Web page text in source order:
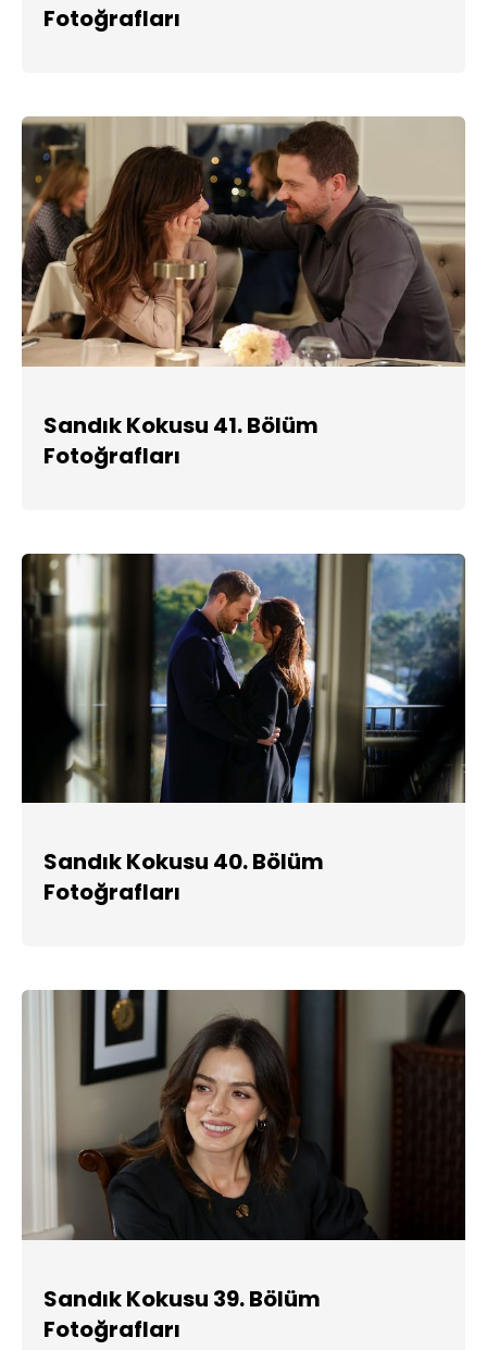
Fotoğrafları
Sandık Kokusu 41. Bölüm
Fotoğrafları
Sandık Kokusu 40. Bölüm
Fotoğrafları
Sandık Kokusu 39. Bölüm
Fotoğrafları